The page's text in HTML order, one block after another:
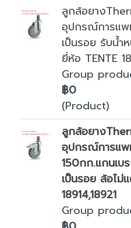
ลูกล้อยาง
อุปกรณ์การแพ
เป็นรอย รับน้
ยี่ห้อ TENTE
Group
฿0
(Product)
ลูกล้อยาง
อุปกรณ์การแ
150กก.แกนเบ
เป็นรอย ล้อไม่
18914,18921
Group